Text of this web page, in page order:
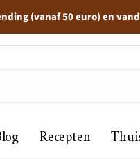
(vanaf 50 euro) en
Recepten